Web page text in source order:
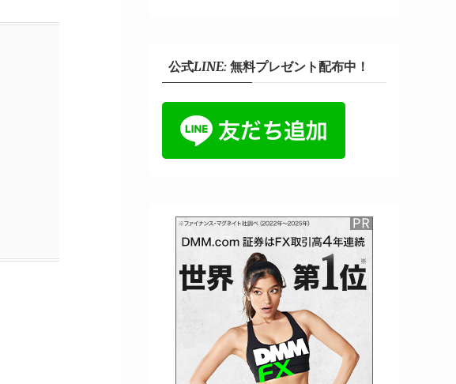
公式LINE: 無料プレゼント配布中！